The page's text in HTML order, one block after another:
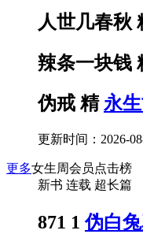
人世几春秋
辣条一块钱
伪戒 精 永
更新时间：2026-
更多女生周会员点击榜
新书 连载 超长篇
871 1 伪白